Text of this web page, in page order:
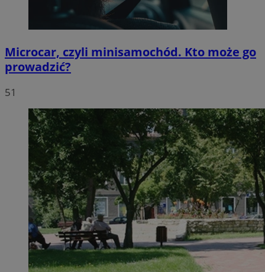
Microcar, czyli minisamochód. Kto może go
prowadzić?
51